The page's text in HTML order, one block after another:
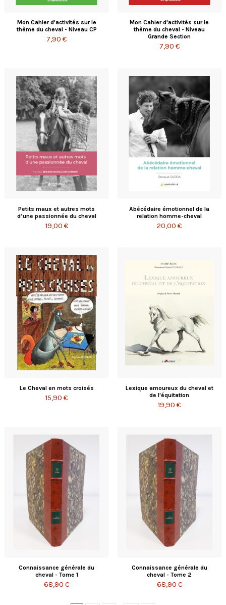
Mon Cahier d'activités sur le
thème du cheval - Niveau CP
7,90 €
Mon Cahier d'activités sur le
thème du cheval - Niveau
Grande Section
7,90 €
Petits maux et autres mots
d’une passionnée du cheval
19,00 €
Abécédaire émotionnel de la
relation homme-cheval
20,00 €
Le Cheval en mots croisés
15,90 €
Lexique amoureux du cheval et
de l'équitation
19,90 €
Connaissance générale du
cheval - Tome 1
68,90 €
Connaissance générale du
cheval - Tome 2
68,90 €